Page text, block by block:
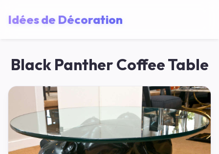
Idées de Décoration
Black Panther Coffee Table